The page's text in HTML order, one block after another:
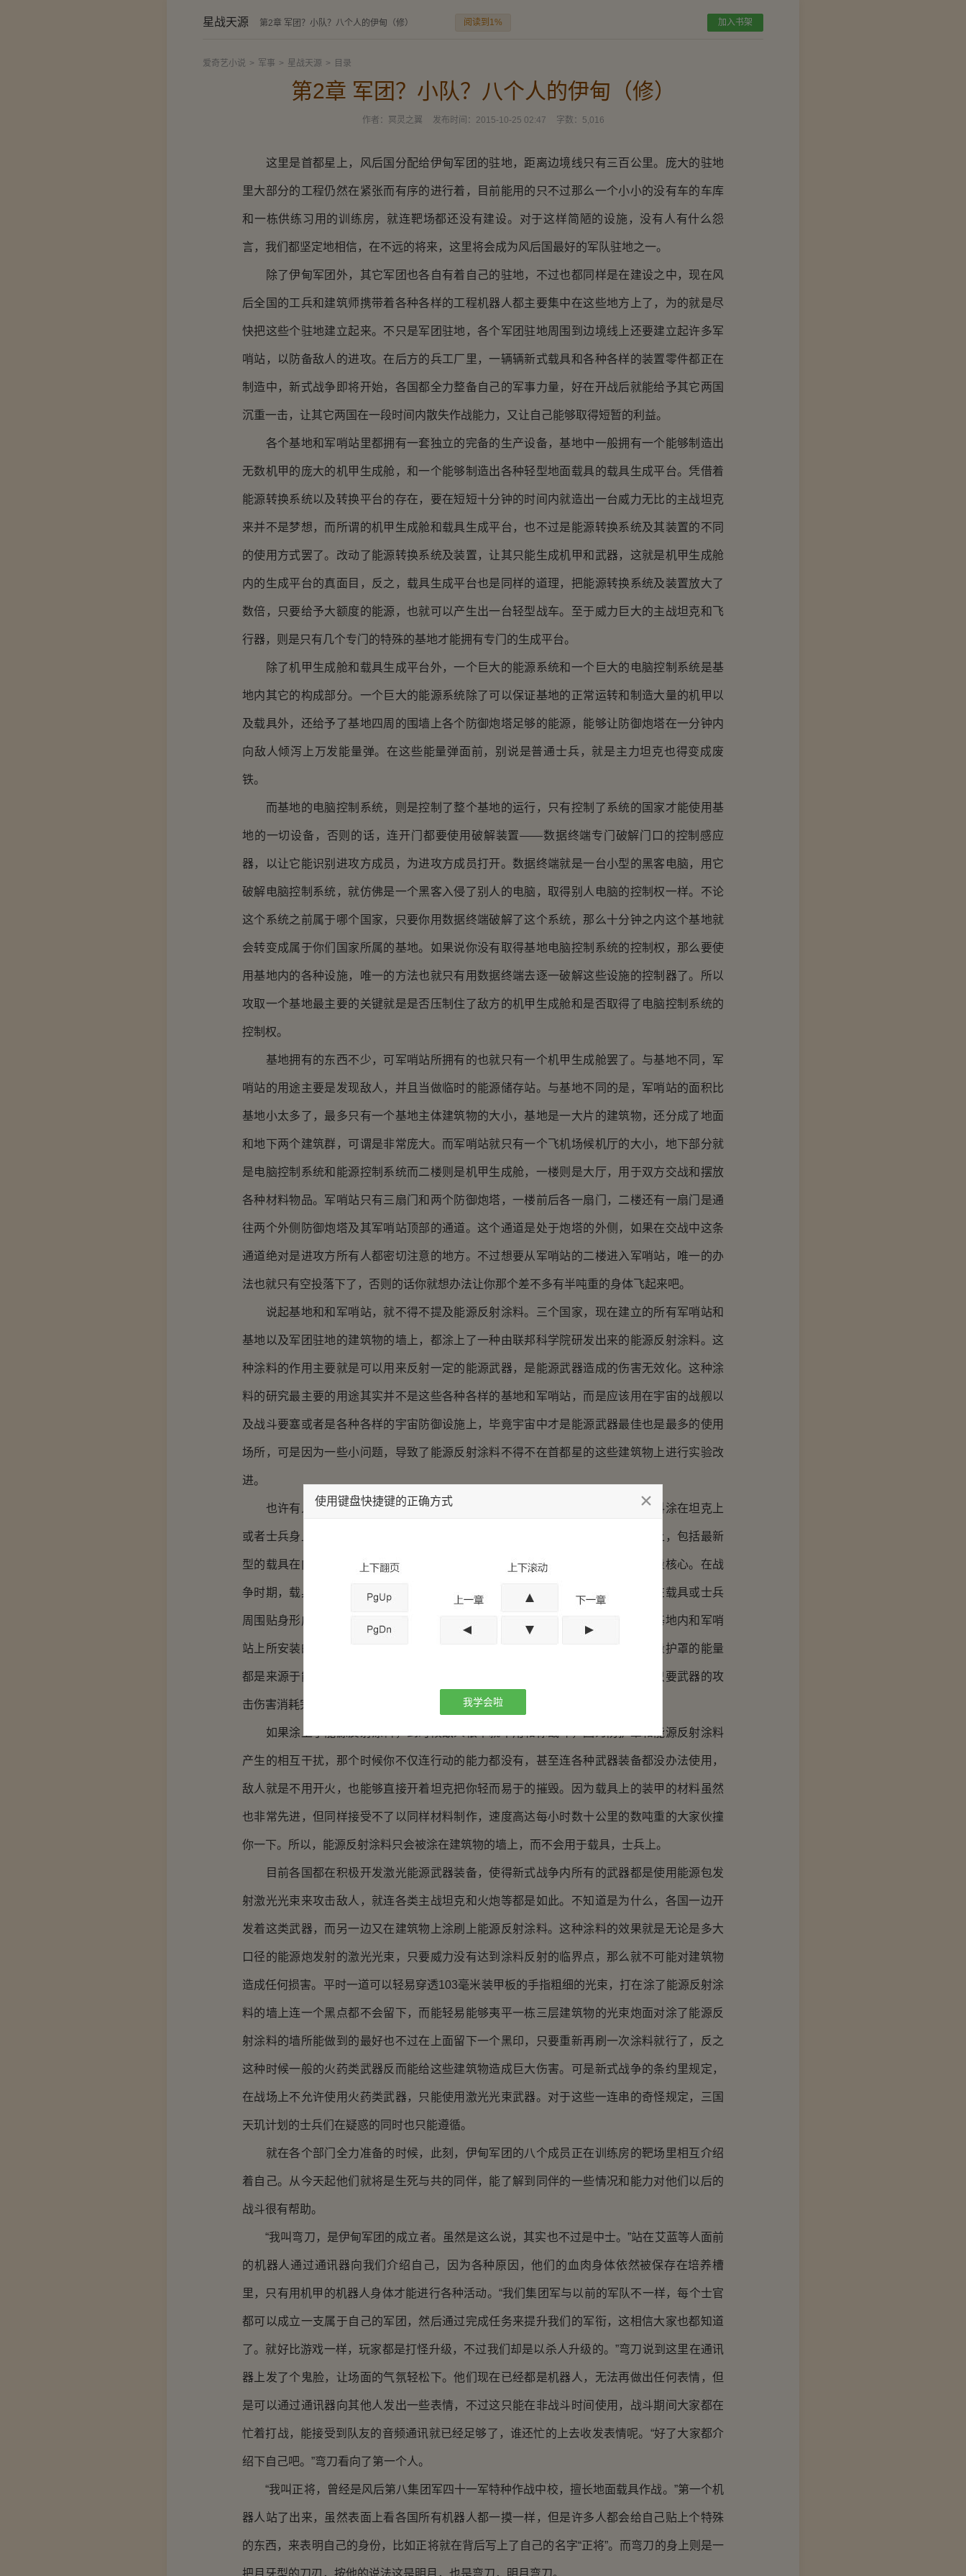
星战天源 第2章 军团？小队？八个人的伊甸（修） 阅读到1% 加入书架
爱奇艺小说 > 军事 > 星战天源 > 目录
第2章 军团？小队？八个人的伊甸（修）
作者： 冥灵之翼 发布时间： 2015-10-25 02:47 字数： 5,016
这里是首都星上，风后国分配给伊甸军团的驻地，距离边境线只有三百公里。庞大的驻地
里大部分的工程仍然在紧张而有序的进行着，目前能用的只不过那么一个小小的没有车的车库
和一栋供练习用的训练房，就连靶场都还没有建设。对于这样简陋的设施，没有人有什么怨
言，我们都坚定地相信，在不远的将来，这里将会成为风后国最好的军队驻地之一。
除了伊甸军团外，其它军团也各自有着自己的驻地，不过也都同样是在建设之中，现在风
后全国的工兵和建筑师携带着各种各样的工程机器人都主要集中在这些地方上了，为的就是尽
快把这些个驻地建立起来。不只是军团驻地，各个军团驻地周围到边境线上还要建立起许多军
哨站，以防备敌人的进攻。在后方的兵工厂里，一辆辆新式载具和各种各样的装置零件都正在
制造中，新式战争即将开始，各国都全力整备自己的军事力量，好在开战后就能给予其它两国
沉重一击，让其它两国在一段时间内散失作战能力，又让自己能够取得短暂的利益。
各个基地和军哨站里都拥有一套独立的完备的生产设备，基地中一般拥有一个能够制造出
无数机甲的庞大的机甲生成舱，和一个能够制造出各种轻型地面载具的载具生成平台。凭借着
能源转换系统以及转换平台的存在，要在短短十分钟的时间内就造出一台威力无比的主战坦克
来并不是梦想，而所谓的机甲生成舱和载具生成平台，也不过是能源转换系统及其装置的不同
的使用方式罢了。改动了能源转换系统及装置，让其只能生成机甲和武器，这就是机甲生成舱
内的生成平台的真面目，反之，载具生成平台也是同样的道理，把能源转换系统及装置放大了
数倍，只要给予大额度的能源，也就可以产生出一台轻型战车。至于威力巨大的主战坦克和飞
行器，则是只有几个专门的特殊的基地才能拥有专门的生成平台。
除了机甲生成舱和载具生成平台外，一个巨大的能源系统和一个巨大的电脑控制系统是基
地内其它的构成部分。一个巨大的能源系统除了可以保证基地的正常运转和制造大量的机甲以
及载具外，还给予了基地四周的围墙上各个防御炮塔足够的能源，能够让防御炮塔在一分钟内
向敌人倾泻上万发能量弹。在这些能量弹面前，别说是普通士兵，就是主力坦克也得变成废
铁。
而基地的电脑控制系统，则是控制了整个基地的运行，只有控制了系统的国家才能使用基
地的一切设备，否则的话，连开门都要使用破解装置——数据终端专门破解门口的控制感应
器，以让它能识别进攻方成员，为进攻方成员打开。数据终端就是一台小型的黑客电脑，用它
破解电脑控制系统，就仿佛是一个黑客入侵了别人的电脑，取得别人电脑的控制权一样。不论
这个系统之前属于哪个国家，只要你用数据终端破解了这个系统，那么十分钟之内这个基地就
会转变成属于你们国家所属的基地。如果说你没有取得基地电脑控制系统的控制权，那么要使
用基地内的各种设施，唯一的方法也就只有用数据终端去逐一破解这些设施的控制器了。所以
攻取一个基地最主要的关键就是是否压制住了敌方的机甲生成舱和是否取得了电脑控制系统的
控制权。
基地拥有的东西不少，可军哨站所拥有的也就只有一个机甲生成舱罢了。与基地不同，军
哨站的用途主要是发现敌人，并且当做临时的能源储存站。与基地不同的是，军哨站的面积比
基地小太多了，最多只有一个基地主体建筑物的大小，基地是一大片的建筑物，还分成了地面
和地下两个建筑群，可谓是非常庞大。而军哨站就只有一个飞机场候机厅的大小，地下部分就
是电脑控制系统和能源控制系统而二楼则是机甲生成舱，一楼则是大厅，用于双方交战和摆放
各种材料物品。军哨站只有三扇门和两个防御炮塔，一楼前后各一扇门，二楼还有一扇门是通
往两个外侧防御炮塔及其军哨站顶部的通道。这个通道是处于炮塔的外侧，如果在交战中这条
通道绝对是进攻方所有人都密切注意的地方。不过想要从军哨站的二楼进入军哨站，唯一的办
法也就只有空投落下了，否则的话你就想办法让你那个差不多有半吨重的身体飞起来吧。
说起基地和和军哨站，就不得不提及能源反射涂料。三个国家，现在建立的所有军哨站和
基地以及军团驻地的建筑物的墙上，都涂上了一种由联邦科学院研发出来的能源反射涂料。这
种涂料的作用主要就是可以用来反射一定的能源武器，是能源武器造成的伤害无效化。这种涂
料的研究最主要的用途其实并不是这些各种各样的基地和军哨站，而是应该用在宇宙的战舰以
及战斗要塞或者是各种各样的宇宙防御设施上，毕竟宇宙中才是能源武器最佳也是最多的使用
场所，可是因为一些小问题，导致了能源反射涂料不得不在首都星的这些建筑物上进行实验改
进。
也许有人会问既然反射涂料能够使用在建筑物上，那为什么不把能源反射涂料涂在坦克上
或者士兵身上，那样的话还有什么武器能够对这种坦克和士兵造成伤害？可事实上，包括最新
型的载具在内，所有载具都必须使用能量才可以驱动，而机器人的体内也有个能量核心。在战
争时期，载具和步兵都能启动自身装在的一个能量防卫装置，这种装置启动后会在载具或士兵
周围贴身形成一个全方位的能量护罩来抵御敌人的攻击。另一个可以一提的是，基地内和军哨
站上所安装的防御炮塔也在此列，防御炮塔同样也能产生一个能量护罩。这些能量护罩的能量
都是来源于能源核心内能源的转换，转换出来的护罩能源也储存在防护装置里，只要武器的攻
击伤害消耗完了方位装置的能量，就可以完全击毁对方。
如果涂上了能源反射涂料，到时候敌人根本就不用和你战斗，因为防护罩和能源反射涂料
产生的相互干扰，那个时候你不仅连行动的能力都没有，甚至连各种武器装备都没办法使用，
敌人就是不用开火，也能够直接开着坦克把你轻而易于的摧毁。因为载具上的装甲的材料虽然
也非常先进，但同样接受不了以同样材料制作，速度高达每小时数十公里的数吨重的大家伙撞
你一下。所以，能源反射涂料只会被涂在建筑物的墙上，而不会用于载具，士兵上。
目前各国都在积极开发激光能源武器装备，使得新式战争内所有的武器都是使用能源包发
射激光光束来攻击敌人，就连各类主战坦克和火炮等都是如此。不知道是为什么，各国一边开
发着这类武器，而另一边又在建筑物上涂刷上能源反射涂料。这种涂料的效果就是无论是多大
口径的能源炮发射的激光光束，只要威力没有达到涂料反射的临界点，那么就不可能对建筑物
造成任何损害。平时一道可以轻易穿透103毫米装甲板的手指粗细的光束，打在涂了能源反射涂
料的墙上连一个黑点都不会留下，而能轻易能够夷平一栋三层建筑物的光束炮面对涂了能源反
射涂料的墙所能做到的最好也不过在上面留下一个黑印，只要重新再刷一次涂料就行了，反之
这种时候一般的火药类武器反而能给这些建筑物造成巨大伤害。可是新式战争的条约里规定，
在战场上不允许使用火药类武器，只能使用激光光束武器。对于这些一连串的奇怪规定，三国
天玑计划的士兵们在疑惑的同时也只能遵循。
就在各个部门全力准备的时候，此刻，伊甸军团的八个成员正在训练房的靶场里相互介绍
着自己。从今天起他们就将是生死与共的同伴，能了解到同伴的一些情况和能力对他们以后的
战斗很有帮助。
“我叫弯刀，是伊甸军团的成立者。虽然是这么说，其实也不过是中士。”站在艾蓝等人面前
的机器人通过通讯器向我们介绍自己，因为各种原因，他们的血肉身体依然被保存在培养槽
里，只有用机甲的机器人身体才能进行各种活动。“我们集团军与以前的军队不一样，每个士官
都可以成立一支属于自己的军团，然后通过完成任务来提升我们的军衔，这相信大家也都知道
了。就好比游戏一样，玩家都是打怪升级，不过我们却是以杀人升级的。”弯刀说到这里在通讯
器上发了个鬼脸，让场面的气氛轻松下。他们现在已经都是机器人，无法再做出任何表情，但
是可以通过通讯器向其他人发出一些表情，不过这只能在非战斗时间使用，战斗期间大家都在
忙着打战，能接受到队友的音频通讯就已经足够了，谁还忙的上去收发表情呢。“好了大家都介
绍下自己吧。”弯刀看向了第一个人。
“我叫正将，曾经是风后第八集团军四十一军特种作战中校，擅长地面载具作战。”第一个机
器人站了出来，虽然表面上看各国所有机器人都一摸一样，但是许多人都会给自己贴上个特殊
的东西，来表明自己的身份，比如正将就在背后写上了自己的名字“正将”。而弯刀的身上则是一
把月牙型的刀刃，按他的说法这是明月，也是弯刀，明月弯刀。
使用键盘快捷键的正确方式
我学会啦